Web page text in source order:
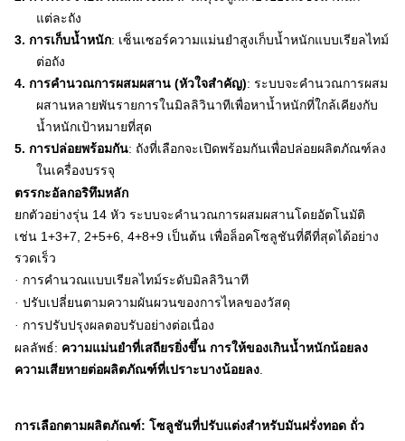
แต่ละถัง
3. การเก็บน้ำหนัก: เซ็นเซอร์ความแม่นยำสูงเก็บน้ำหนักแบบเรียลไทม์
ต่อถัง
4. การคำนวณการผสมผสาน (หัวใจสำคัญ): ระบบจะคำนวณการผสม
ผสานหลายพันรายการในมิลลิวินาทีเพื่อหาน้ำหนักที่ใกล้เคียงกับ
น้ำหนักเป้าหมายที่สุด
5. การปล่อยพร้อมกัน: ถังที่เลือกจะเปิดพร้อมกันเพื่อปล่อยผลิตภัณฑ์ลง
ในเครื่องบรรจุ
ตรรกะอัลกอริทึมหลัก
ยกตัวอย่างรุ่น 14 หัว ระบบจะคำนวณการผสมผสานโดยอัตโนมัติ
เช่น 1+3+7, 2+5+6, 4+8+9 เป็นต้น เพื่อล็อคโซลูชันที่ดีที่สุดได้อย่าง
รวดเร็ว
· การคำนวณแบบเรียลไทม์ระดับมิลลิวินาที
· ปรับเปลี่ยนตามความผันผวนของการไหลของวัสดุ
· การปรับปรุงผลตอบรับอย่างต่อเนื่อง
ผลลัพธ์: ความแม่นยำที่เสถียรยิ่งขึ้น การให้ของเกินน้ำหนักน้อยลง
ความเสียหายต่อผลิตภัณฑ์ที่เปราะบางน้อยลง
การเลือกตามผลิตภัณฑ์: โซลูชันที่ปรับแต่งสำหรับมันฝรั่งทอด ถั่ว